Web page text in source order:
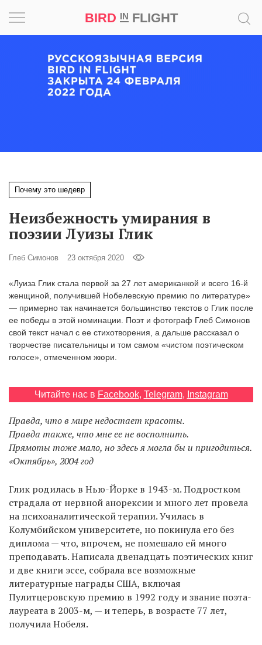
BIRD INFLIGHT
Почему это шедевр
Неизбежность умирания в
поэзии Луизы Глик
Глеб Симонов 23 октября 2020
«Луиза Глик стала первой за 27 лет американкой и всего 16-й
женщиной, получившей Нобелевскую премию по литературе»
— примерно так начинается большинство текстов о Глик после
ее победы в этой номинации. Поэт и фотограф Глеб Симонов
свой текст начал с ее стихотворения, а дальше рассказал о
творчестве писательницы и том самом «чистом поэтическом
голосе», отмеченном жюри.
Читайте нас в Facebook, Telegram, Instagram
Правда, что в мире недостает красоты.
Правда также, что мне ее не восполнить.
Прямоты тоже мало, но здесь я могла бы и пригодиться.
«Октябрь», 2004 год
Глик родилась в Нью-Йорке в 1943-м. Подростком
страдала от нервной анорексии и много лет провела
на психоаналитической терапии. Училась в
Колумбийском университете, но покинула его без
диплома — что, впрочем, не помешало ей много
преподавать. Написала двенадцать поэтических книг
и две книги эссе, собрала все возможные
литературные награды США, включая
Пулитцеровскую премию в 1992 году и звание поэта-
лауреата в 2003-м, — и теперь, в возрасте 77 лет,
получила Нобеля.